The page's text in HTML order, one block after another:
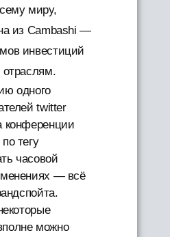
миру,
из Cambashi —
инвестиций
одного
twitter
конференции
тегу
часовой
— всё
можно